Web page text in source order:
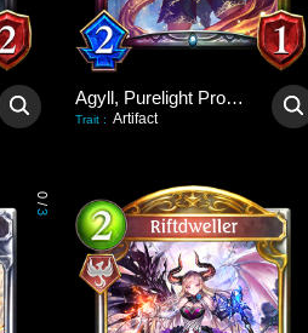
Agyll, Purelight Prototype
Trait : Artifact
0
/
3